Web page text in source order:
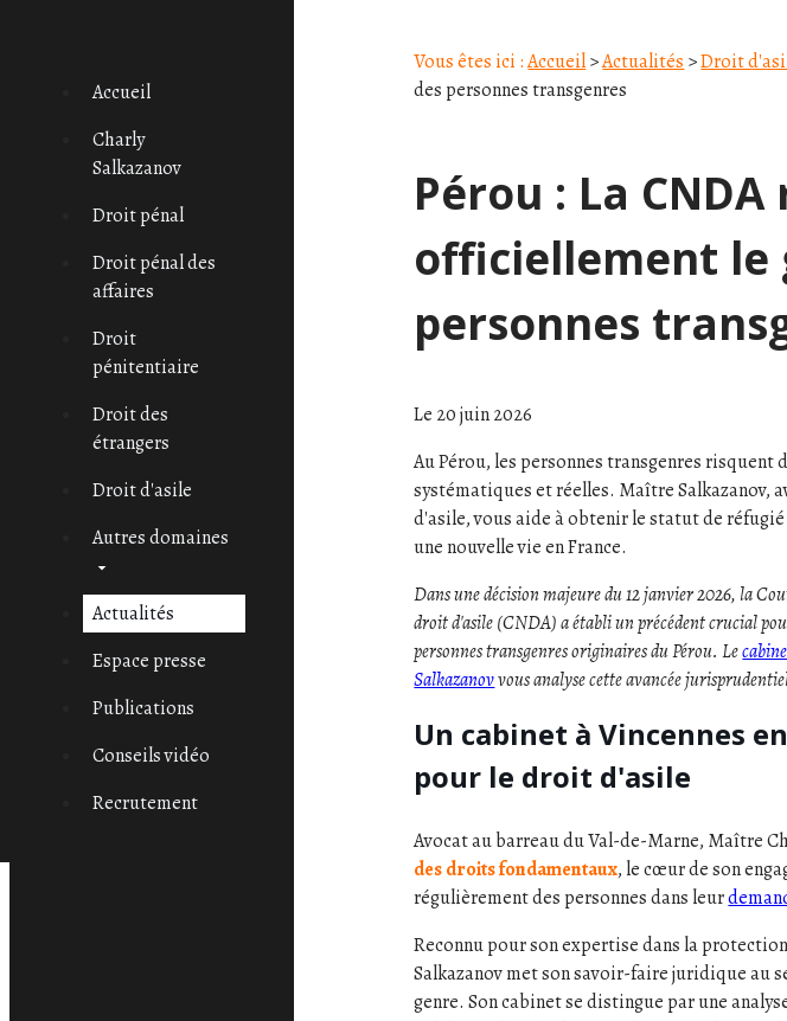
Accueil
Charly
Salkazanov
Droit pénal
Droit pénal des
affaires
Droit
pénitentiaire
Droit des
étrangers
Droit d'asile
Autres domaines
Actualités
Espace presse
Publications
Conseils vidéo
Recrutement
Vous êtes ici : Accueil>Actualités >Droit
des personnes transgenres
Pérou : La
officiellement le
personnes
Le 20 juin 2026
Au Pérou, les personnes transgenres risquent
systématiques et réelles. Maître Salkazanov,
d'asile, vous aide à obtenir le statut de
une nouvelle vie en France.
Dans une décision majeure du 12 janvier 2026, la
droit d'asile (CNDA) a établi un précédent crucial
personnes transgenres originaires du Pérou. Le
Salkazanovvous analyse cette avancée
Un cabinet à Vincennes
pour le droit d'asile
Avocat au barreau du Val-de-Marne, Maître
des droits fondamentaux, le cœur de son
régulièrement des personnes dans leur
Reconnu pour son expertise dans la
Salkazanov met son savoir-faire juridique au
genre. Son cabinet se distingue par une